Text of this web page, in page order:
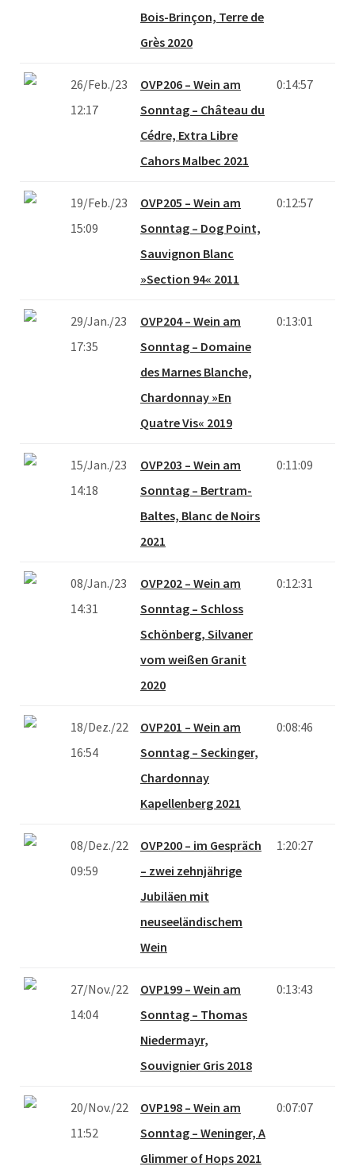
Bois-Brinçon, Terre de
Grès 2020
26/Feb./23
12:17
OVP206 – Wein am
Sonntag – Château du
Cédre, Extra Libre
Cahors Malbec 2021
0:14:57
19/Feb./23
15:09
OVP205 – Wein am
Sonntag – Dog Point,
Sauvignon Blanc
»Section 94« 2011
0:12:57
29/Jan./23
17:35
OVP204 – Wein am
Sonntag – Domaine
des Marnes Blanche,
Chardonnay »En
Quatre Vis« 2019
0:13:01
15/Jan./23
14:18
OVP203 – Wein am
Sonntag – Bertram-
Baltes, Blanc de Noirs
2021
0:11:09
08/Jan./23
14:31
OVP202 – Wein am
Sonntag – Schloss
Schönberg, Silvaner
vom weißen Granit
2020
0:12:31
18/Dez./22
16:54
OVP201 – Wein am
Sonntag – Seckinger,
Chardonnay
Kapellenberg 2021
0:08:46
08/Dez./22
09:59
OVP200 – im Gespräch
– zwei zehnjährige
Jubiläen mit
neuseeländischem
Wein
1:20:27
27/Nov./22
14:04
OVP199 – Wein am
Sonntag – Thomas
Niedermayr,
Souvignier Gris 2018
0:13:43
20/Nov./22
11:52
OVP198 – Wein am
Sonntag – Weninger, A
Glimmer of Hops 2021
0:07:07